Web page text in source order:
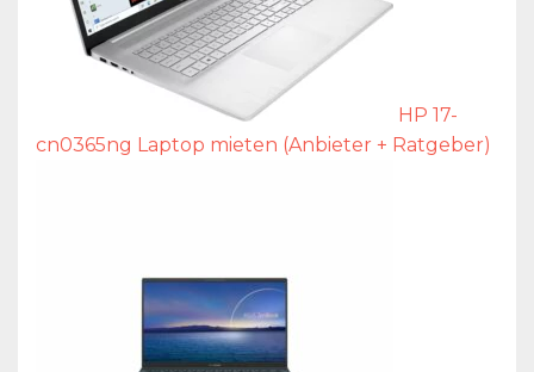
HP 17-
cn0365ng Laptop mieten (Anbieter + Ratgeber)